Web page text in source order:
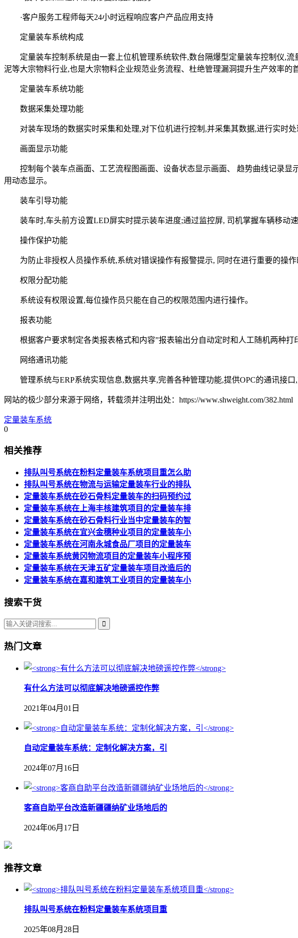
·客户服务工程师每天24小时远程响应客户产品应用支持
定量装车系统构成
定量装车控制系统是由一套上位机管理系统软件,数台隔爆型定量装车控制仪,流
泥等大宗物料行业,也是大宗物料企业规范业务流程、杜绝管理漏洞提升生产效率的
定量装车系统功能
数据采集处理功能
对装车现场的数据实时采集和处理,对下位机进行控制,并采集其数据,进行实时处
画面显示功能
控制每个装车点画面、工艺流程图画面、设备状态显示画面、 趋势曲线记录显
用动态显示。
装车引导功能
装车时,车头前方设置LED屏实时提示装车进度;通过监控屏, 司机掌握车辆移动速
操作保护功能
为防止非授权人员操作系统,系统对错误操作有报警提示, 同时在进行重要的操作
权限分配功能
系统设有权限设置,每位操作员只能在自己的权限范围内进行操作。
报表功能
根据客户要求制定各类报表格式和内容”报表输出分自动定时和人工随机两种打
网络通讯功能
管理系统与ERP系统实现信息,数据共享,完善各种管理功能,提供OPC的通讯接口,
网站的极少部分来源于网络，转载须并注明出处：https://www.shweight.com/382.html
定量装车系统
0
相关推荐
排队叫号系统在粉料定量装车系统项目重怎么助
排队叫号系统在物流与运输定量装车行业的排队
定量装车系统在砂石骨料定量装车的扫码预约过
定量装车系统在上海丰核建筑项目的定量装车排
定量装车系统在砂石骨料行业当中定量装车的智
定量装车系统在宜兴金穗种业项目的定量装车小
定量装车系统在河南永城食品厂项目的定量装车
定量装车系统黄冈物流项目的定量装车小程序预
定量装车系统在天津五矿定量装车项目改造后的
定量装车系统在嘉和建筑工业项目的定量装车小
搜索干货
热门文章
有什么方法可以彻底解决地磅遥控作弊
2021年04月01日
自动定量装车系统：定制化解决方案，引
2024年07月16日
客商自助平台改造新疆疆纳矿业场地后的
2024年06月17日
推荐文章
排队叫号系统在粉料定量装车系统项目重
2025年08月28日